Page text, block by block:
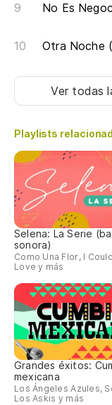
No Es
Otra Noche
Ver todas
Playlists
Selena: La Serie
sonora)
Como Una Flor, I
Love y más
Grandes éxitos:
mexicana
Los Ángeles Azules,
Los Askis y más